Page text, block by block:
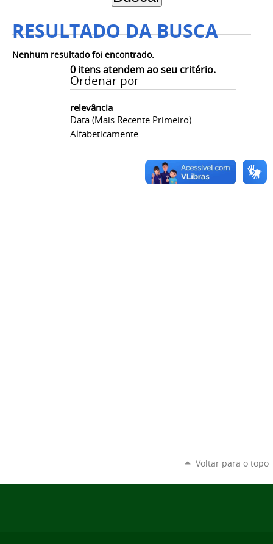
RESULTADO DA BUSCA
0itens atendem ao seu critério.
Ordenar por
relevância
Data (mais Recente Primeiro)
Alfabeticamente
Nenhum resultado foi encontrado.
Voltar para o topo